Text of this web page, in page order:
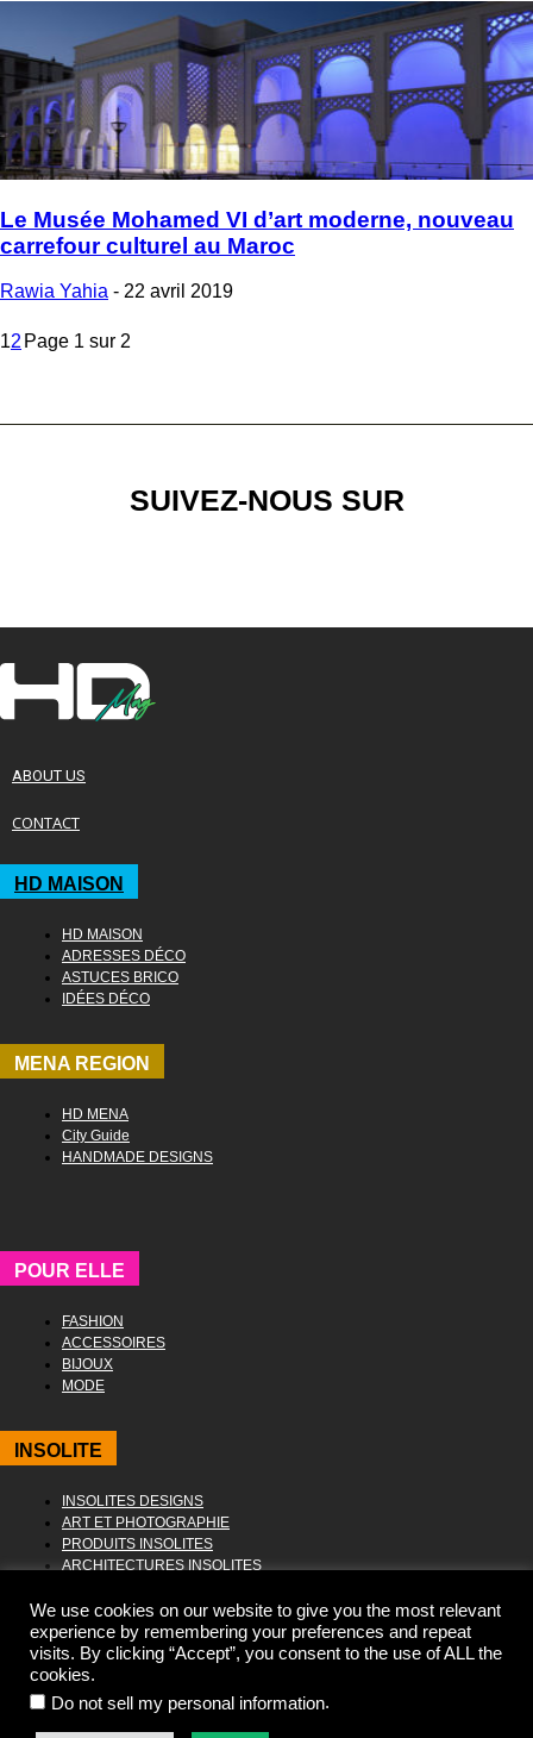
Le Musée Mohamed VI d’art moderne, nouveau
carrefour culturel au Maroc
Rawia Yahia - 22 avril 2019
12 Page 1 sur 2
SUIVEZ-NOUS SUR
ABOUT US
CONTACT
HD MAISON
HD MAISON
ADRESSES DÉCO
ASTUCES BRICO
IDÉES DÉCO
MENA REGION
HD MENA
City Guide
HANDMADE DESIGNS
POUR ELLE
FASHION
ACCESSOIRES
BIJOUX
MODE
INSOLITE
INSOLITES DESIGNS
ART ET PHOTOGRAPHIE
PRODUITS INSOLITES
ARCHITECTURES INSOLITES
© 2013 - 2024 HELLO DESIGN MAG. ALL RIGHTS RESERVED.
We use cookies on our website to give you the most relevant
experience by remembering your preferences and repeat
visits. By clicking “Accept”, you consent to the use of ALL the
cookies.
Do not sell my personal information.